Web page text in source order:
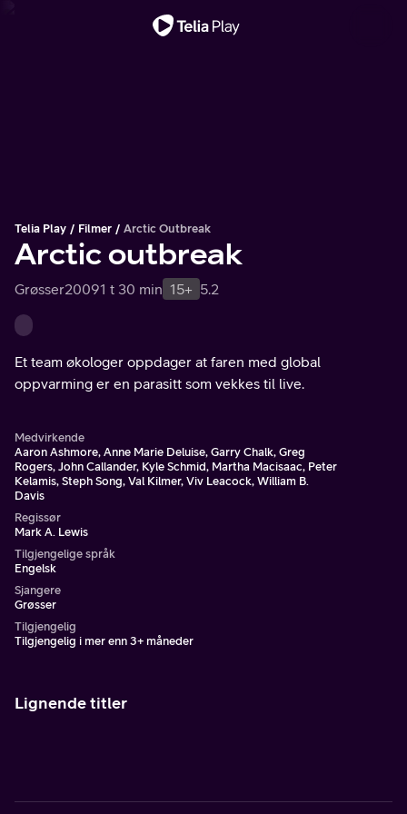
Telia Play Filmer Arctic Outbreak
Arctic outbreak
Grøsser20091 t 30 min 15+ 5.2
Et team økologer oppdager at faren med global
oppvarming er en parasitt som vekkes til live.
Medvirkende
Aaron Ashmore, Anne Marie Deluise, Garry Chalk, Greg
Rogers, John Callander, Kyle Schmid, Martha Macisaac, Peter
Kelamis, Steph Song, Val Kilmer, Viv Leacock, William B.
Davis
Regissør
Mark A. Lewis
Tilgjengelige språk
Engelsk
Sjangere
Grøsser
Tilgjengelig
Tilgjengelig i mer enn 3+ måneder
Lignende titler